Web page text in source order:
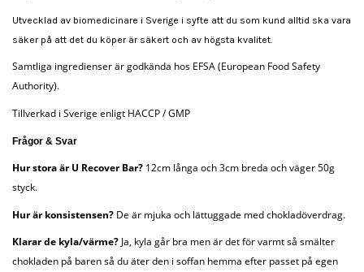
Utvecklad av biomedicinare i Sverige i syfte att du som kund alltid ska vara
säker på att det du köper är säkert och av högsta kvalitet.
Samtliga ingredienser är godkända hos EFSA (European Food Safety
Authority).
Tillverkad i Sverige enligt HACCP / GMP
Frågor & Svar
Hur stora är U Recover Bar? 12cm långa och 3cm breda och väger 50g
styck.
Hur är konsistensen? De är mjuka och lättuggade med chokladöverdrag.
Klarar de kyla/värme? Ja, kyla går bra men är det för varmt så smälter
chokladen på baren så du äter den i soffan hemma efter passet på egen